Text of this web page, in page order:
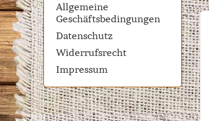
Allgemeine
Geschäftsbedingungen
Datenschutz
Widerrufsrecht
Impressum